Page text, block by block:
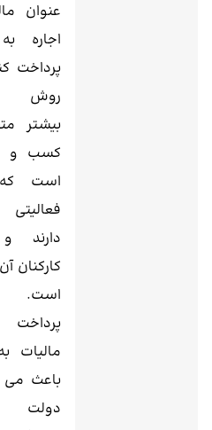
عنوان
اجاره
پرداخت
روش
بیشتر
کسب و
است
فعالیتی
دارند
کارکنان
است.
پرداخت
مالیات
باعث می
دولت